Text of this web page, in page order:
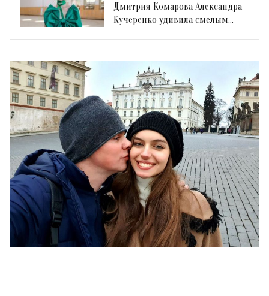
Дмитрия Комарова Александра
Кучеренко удивила смелым